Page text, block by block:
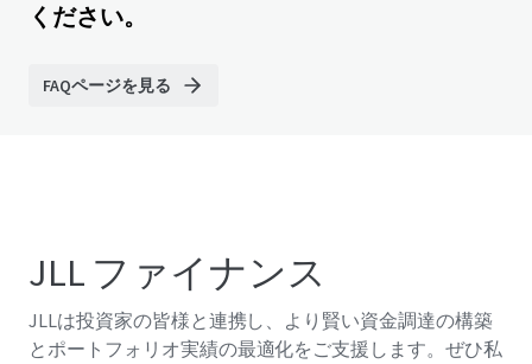
ください。
FAQページを見る
JLL ファイナンス
JLLは投資家の皆様と連携し、より賢い資金調達の構築
とポートフォリオ実績の最適化をご支援します。ぜひ私